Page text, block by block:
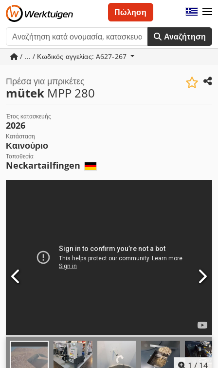
Αναζήτηση
Πώληση
/ ... / Κωδικός αγγελίας: A627-267
Πρέσα για μπρικέτες
mütek MPP 280
Έτος κατασκευής
2026
Κατάσταση
Καινούριο
Τοποθεσία
Neckartailfingen
1 / 14